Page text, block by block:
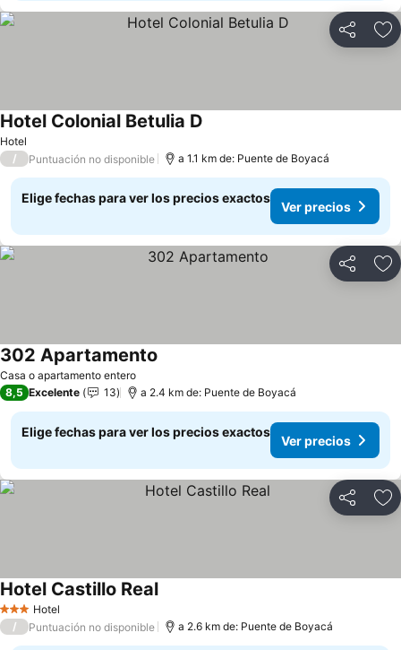
Compartir
Hotel
Hotel Colonial Betulia D
/ Puntuación no disponible a 1.1 km de: Puente de Boyacá
Elige fechas para ver los precios exactos
Ver precios
Compartir
Casa o apartamento entero
302 Apartamento
8,5 Excelente 13 a 2.4 km de: Puente de Boyacá
Elige fechas para ver los precios exactos
Ver precios
Compartir
3 Estrellas
Hotel
Hotel Castillo Real
/ Puntuación no disponible a 2.6 km de: Puente de Boyacá